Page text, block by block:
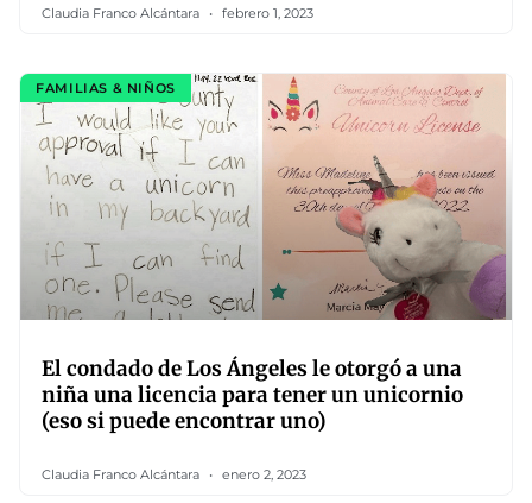
Claudia Franco Alcántara febrero 1, 2023
FAMILIAS & NIÑOS
El condado de Los Ángeles le otorgó a una
niña una licencia para tener un unicornio
(eso si puede encontrar uno)
Claudia Franco Alcántara enero 2, 2023